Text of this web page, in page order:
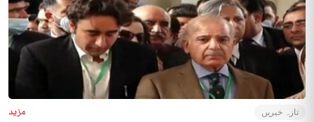
تازہ خبریں مزید